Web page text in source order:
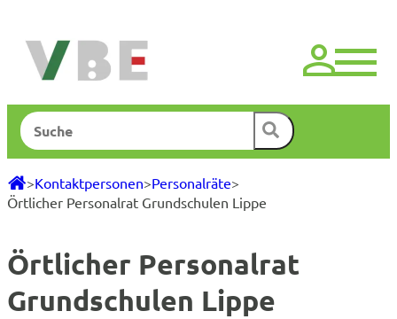
springen
Suchen
>Kontaktpersonen>Personalräte>
Örtlicher Personalrat Grundschulen Lippe
Örtlicher Personalrat
Grundschulen Lippe